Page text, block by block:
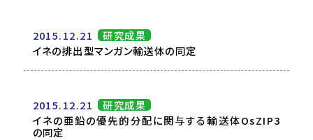
2015.12.21
研究成果
イネの排出型マンガン輸送体の同定
2015.12.21
研究成果
イネの亜鉛の優先的分配に関与する輸送体OsZIP3
の同定